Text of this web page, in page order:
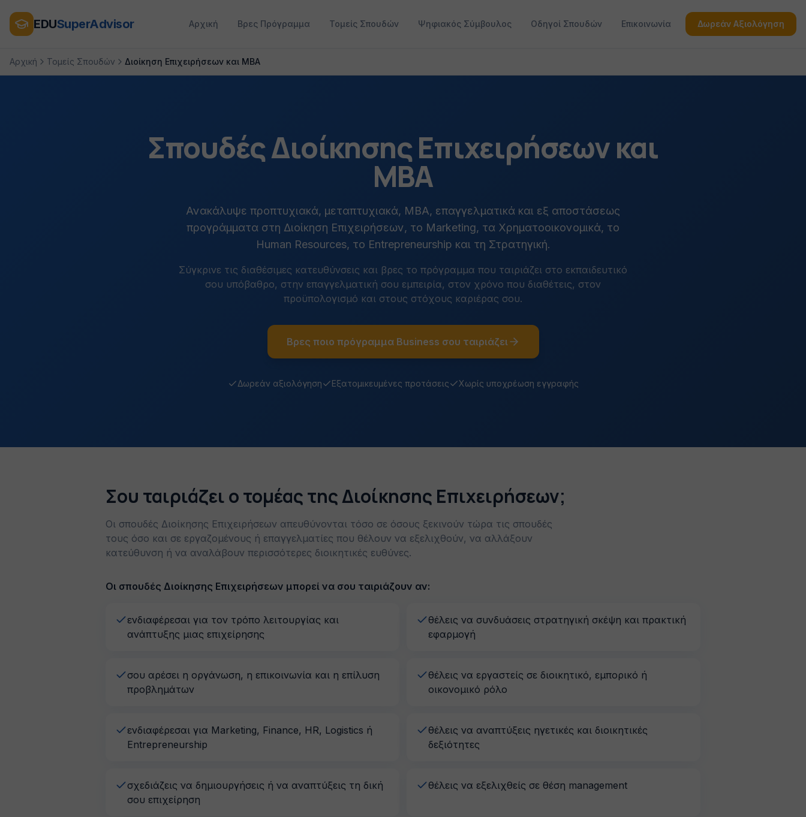
EDUSuperAdvisor Αρχική Βρες Πρόγραμμα Τομείς Σπουδών Ψηφιακός Σύμβουλος Οδηγοί Σπουδών Επικοινωνία Δωρεάν Αξιολόγηση
Αρχική Τομείς Σπουδών Διοίκηση Επιχειρήσεων και MBA
Σπουδές Διοίκησης Επιχειρήσεων και
MBA
Ανακάλυψε προπτυχιακά, μεταπτυχιακά, MBA, επαγγελματικά και εξ αποστάσεως
προγράμματα στη Διοίκηση Επιχειρήσεων, το Marketing, τα Χρηματοοικονομικά, το
Human Resources, το Entrepreneurship και τη Στρατηγική.
Σύγκρινε τις διαθέσιμες κατευθύνσεις και βρες το πρόγραμμα που ταιριάζει στο εκπαιδευτικό
σου υπόβαθρο, στην επαγγελματική σου εμπειρία, στον χρόνο που διαθέτεις, στον
προϋπολογισμό και στους στόχους καριέρας σου.
Βρες ποιο πρόγραμμα Business σου ταιριάζει
Δωρεάν αξιολόγηση Εξατομικευμένες προτάσεις Χωρίς υποχρέωση εγγραφής
Σου ταιριάζει ο τομέας της Διοίκησης Επιχειρήσεων;
Οι σπουδές Διοίκησης Επιχειρήσεων απευθύνονται τόσο σε όσους ξεκινούν τώρα τις σπουδές
τους όσο και σε εργαζομένους ή επαγγελματίες που θέλουν να εξελιχθούν, να αλλάξουν
κατεύθυνση ή να αναλάβουν περισσότερες διοικητικές ευθύνες.
Οι σπουδές Διοίκησης Επιχειρήσεων μπορεί να σου ταιριάζουν αν:
ενδιαφέρεσαι για τον τρόπο λειτουργίας και
ανάπτυξης μιας επιχείρησης
θέλεις να συνδυάσεις στρατηγική σκέψη και πρακτική
εφαρμογή
σου αρέσει η οργάνωση, η επικοινωνία και η επίλυση
προβλημάτων
θέλεις να εργαστείς σε διοικητικό, εμπορικό ή
οικονομικό ρόλο
ενδιαφέρεσαι για Marketing, Finance, HR, Logistics ή
Entrepreneurship
θέλεις να αναπτύξεις ηγετικές και διοικητικές
δεξιότητες
σχεδιάζεις να δημιουργήσεις ή να αναπτύξεις τη δική
σου επιχείρηση
θέλεις να εξελιχθείς σε θέση management